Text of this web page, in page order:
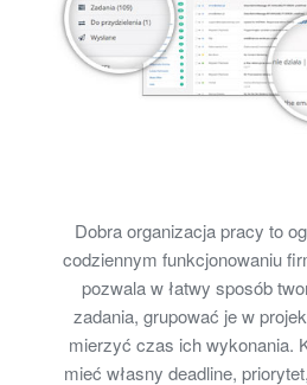
Dobra organizacja pracy to
codziennym funkcjonowaniu
pozwala w łatwy sposób
zadania, grupować je w
mierzyć czas ich wykonania.
mieć własny deadline,